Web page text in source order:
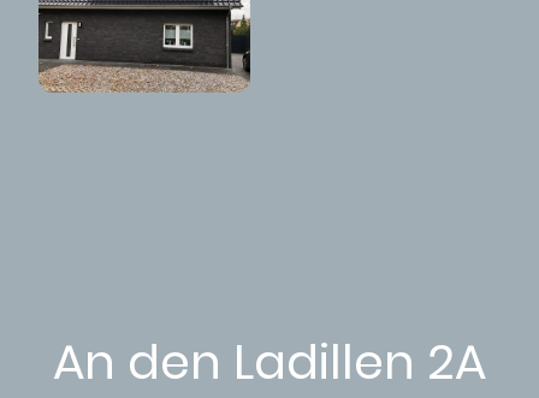
An den Ladillen 2A